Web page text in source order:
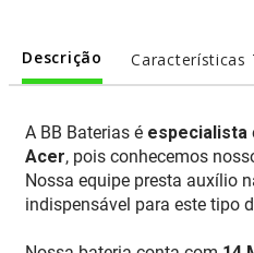
Descrição Características
A BB Baterias é especialista
Acer, pois conhecemos
Nossa equipe presta auxílio
indispensável para este tipo